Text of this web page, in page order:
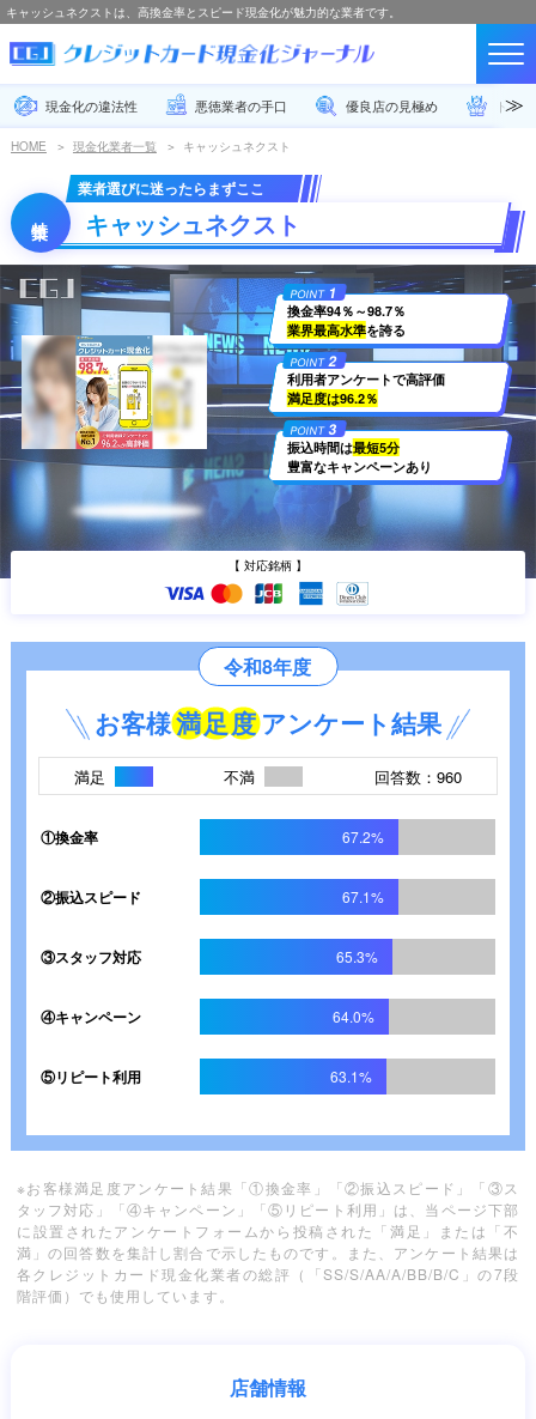
キャッシュネクストは、高換金率とスピード現金化が魅力的な業者です。
現金化の違法性 悪徳業者の手口 優良店の見極め トラ
HOME 現金化業者一覧 キャッシュネクスト
業者選びに迷ったらまずここ
キャッシュネクスト
POINT 1
換金率94％～98.7％
業界最高水準を誇る
POINT2
利用者アンケートで高評価
満足度は96.2％
POINT3
振込時間は最短5分
豊富なキャンペーンあり
【 対応銘柄 】
令和8年度
お客様満足度 アンケート結果
満足 不満 回答数：960
①換金率 67.2%
②振込スピード 67.1%
③スタッフ対応 65.3%
④キャンペーン 64.0%
⑤リピート利用 63.1%
※お客様満足度アンケート結果「①換金率」「②振込スピード」「③ス
タッフ対応」「④キャンペーン」「⑤リピート利用」は、当ページ下部
に設置されたアンケートフォームから投稿された「満足」または「不
満」の回答数を集計し割合で示したものです。また、アンケート結果は
各クレジットカード現金化業者の総評（「SS/S/AA/A/BB/B/C」の7段
階評価）でも使用しています。
店舗情報